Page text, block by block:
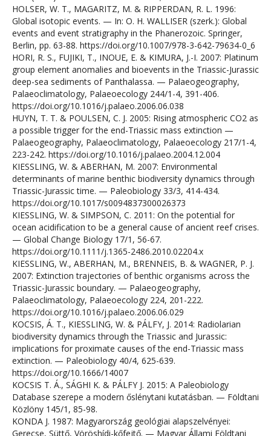
HOLSER, W. T., MAGARITZ, M. & RIPPERDAN, R. L. 1996:
Global isotopic events. — In: O. H. WALLISER (szerk.): Global
events and event stratigraphy in the Phanerozoic. Springer,
Berlin, pp. 63-88. https://doi.org/10.1007/978-3-642-79634-0_6
HORI, R. S., FUJIKI, T., INOUE, E. & KIMURA, J.-I. 2007: Platinum
group element anomalies and bioevents in the Triassic-Jurassic
deep-sea sediments of Panthalassa. — Palaeogeography,
Palaeoclimatology, Palaeoecology 244/1-4, 391-406.
https://doi.org/10.1016/j.palaeo.2006.06.038
HUYN, T. T. & POULSEN, C. J. 2005: Rising atmospheric CO2 as
a possible trigger for the end-Triassic mass extinction —
Palaeogeography, Palaeoclimatology, Palaeoecology 217/1-4,
223-242. https://doi.org/10.1016/j.palaeo.2004.12.004
KIESSLING, W. & ABERHAN, M. 2007: Environmental
determinants of marine benthic biodiversity dynamics through
Triassic-Jurassic time. — Paleobiology 33/3, 414-434.
https://doi.org/10.1017/s0094837300026373
KIESSLING, W. & SIMPSON, C. 2011: On the potential for
ocean acidification to be a general cause of ancient reef crises.
— Global Change Biology 17/1, 56-67.
https://doi.org/10.1111/j.1365-2486.2010.02204.x
KIESSLING, W., ABERHAN, M., BRENNEIS, B. & WAGNER, P. J.
2007: Extinction trajectories of benthic organisms across the
Triassic-Jurassic boundary. — Palaeogeography,
Palaeoclimatology, Palaeoecology 224, 201-222.
https://doi.org/10.1016/j.palaeo.2006.06.029
KOCSIS, Á. T., KIESSLING, W. & PÁLFY, J. 2014: Radiolarian
biodiversity dynamics through the Triassic and Jurassic:
implications for proximate causes of the end-Triassic mass
extinction. — Paleobiology 40/4, 625-639.
https://doi.org/10.1666/14007
KOCSIS T. Á., SÁGHI K. & PÁLFY J. 2015: A Paleobiology
Database szerepe a modern őslénytani kutatásban. — Földtani
Közlöny 145/1, 85-98.
KONDA J. 1987: Magyarország geológiai alapszelvényei:
Gerecse, Süttő, Vöröshídi-kőfejtő. — Magyar Állami Földtani